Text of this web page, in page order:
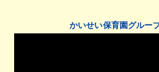
かいせい保育園グルー